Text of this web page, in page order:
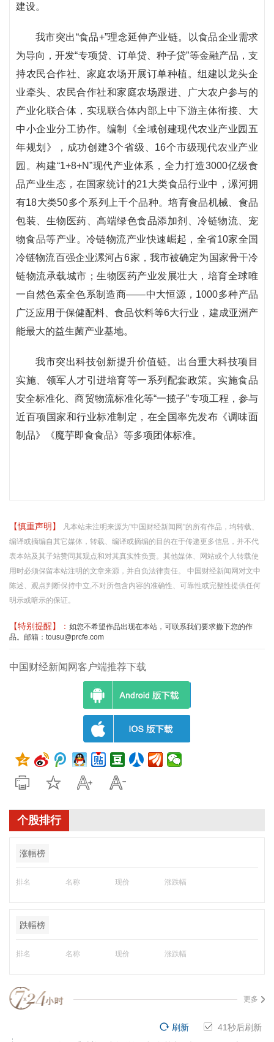
建设。
我市突出“食品+”理念延伸产业链。以食品企业需求
为导向，开发“专项贷、订单贷、种子贷”等金融产品，支
持农民合作社、家庭农场开展订单种植。组建以龙头企
业牵头、农民合作社和家庭农场跟进、广大农户参与的
产业化联合体，实现联合体内部上中下游主体衔接、大
中小企业分工协作。编制《全域创建现代农业产业园五
年规划》，成功创建3个省级、16个市级现代农业产业
园。构建“1+8+N”现代产业体系，全力打造3000亿级食
品产业生态，在国家统计的21大类食品行业中，漯河拥
有18大类50多个系列上千个品种。培育食品机械、食品
包装、生物医药、高端绿色食品添加剂、冷链物流、宠
物食品等产业。冷链物流产业快速崛起，全省10家全国
冷链物流百强企业漯河占6家，我市被确定为国家骨干冷
链物流承载城市；生物医药产业发展壮大，培育全球唯
一自然色素全色系制造商——中大恒源，1000多种产品
广泛应用于保健配料、食品饮料等6大行业，建成亚洲产
能最大的益生菌产业基地。
我市突出科技创新提升价值链。出台重大科技项目
实施、领军人才引进培育等一系列配套政策。实施食品
安全标准化、商贸物流标准化等“一揽子”专项工程，参与
近百项国家和行业标准制定，在全国率先发布《调味面
制品》《魔芋即食食品》等多项团体标准。
【慎重声明】
凡本站未注明来源为"中国财经新闻网"的所有作品，均转载、
编译或摘编自其它媒体，转载、编译或摘编的目的在于传递更多信息，并不代
表本站及其子站赞同其观点和对其真实性负责。其他媒体、网站或个人转载使
用时必须保留本站注明的文章来源，并自负法律责任。 中国财经新闻网对文中
陈述、观点判断保持中立,不对所包含内容的准确性、可靠性或完整性提供任何
明示或暗示的保证。
【特别提醒】： 如您不希望作品出现在本站，可联系我们要求撤下您的作
品。邮箱：tousu@prcfe.com
中国财经新闻网客户端推荐下载
个股排行
涨幅榜
排名 名称 现价 涨跌幅
跌幅榜
排名 名称 现价 涨跌幅
更多
40秒后刷新
刷新